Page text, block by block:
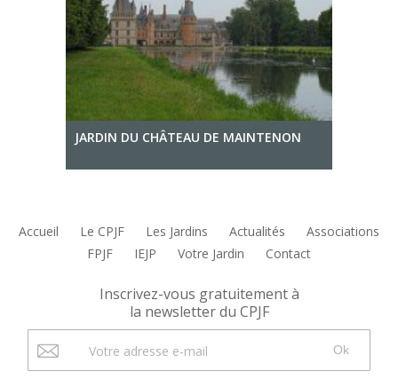
JARDIN DU CHÂTEAU DE MAINTENON
Accueil Le CPJF Les Jardins Actualités
Associations
FPJF
IEJP Votre Jardin Contact
Inscrivez-vous gratuitement à
la newsletter du CPJF
Ok